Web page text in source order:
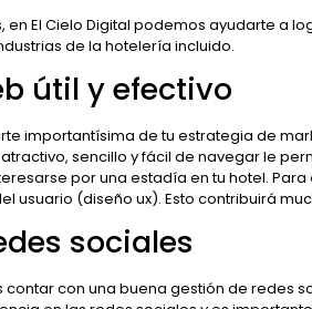
El Cielo Digital podemos ayudarte a
de la hotelería incluido.
útil y efectivo
importantísima de tu estrategia de
sencillo y fácil de navegar le
por una estadía en tu hotel.
usuario (diseño ux). Esto contribuirá
sociales
con una buena gestión de redes